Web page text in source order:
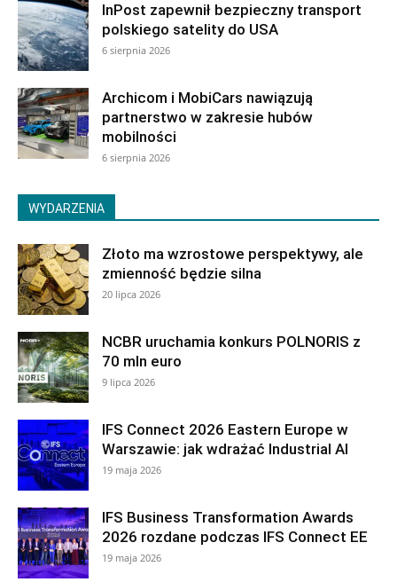
InPost zapewnił bezpieczny transport
polskiego satelity do USA
6 sierpnia 2026
Archicom i MobiCars nawiązują
partnerstwo w zakresie hubów
mobilności
6 sierpnia 2026
WYDARZENIA
Złoto ma wzrostowe perspektywy, ale
zmienność będzie silna
20 lipca 2026
NCBR uruchamia konkurs POLNORIS z
70 mln euro
9 lipca 2026
IFS Connect 2026 Eastern Europe w
Warszawie: jak wdrażać Industrial AI
19 maja 2026
IFS Business Transformation Awards
2026 rozdane podczas IFS Connect EE
19 maja 2026